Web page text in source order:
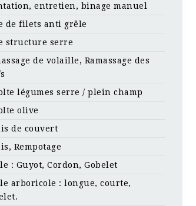
entretien, binage manuel
de filets anti grêle
structure serre
de volaille, Ramassage des
légumes serre / plein champ
olive
de couvert
Rempotage
: Guyot, Cordon, Gobelet
arboricole : longue, courte,